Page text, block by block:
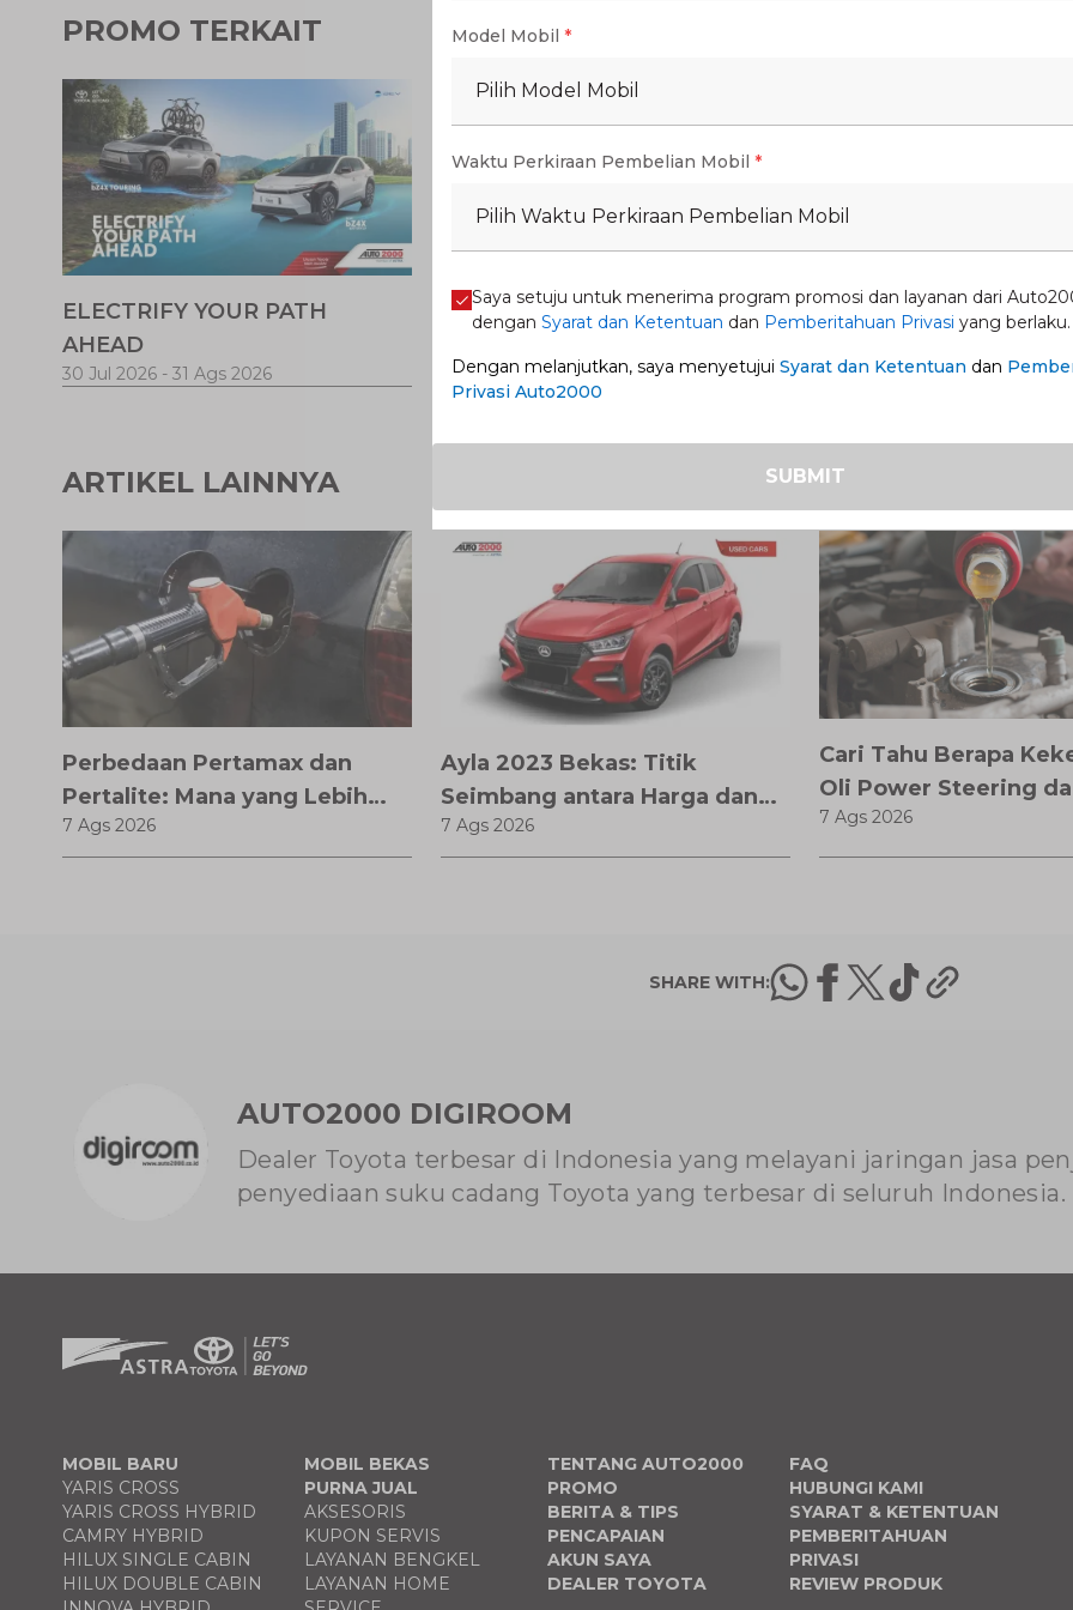
PROMO TERKAIT
ELECTRIFY YOUR PATH
AHEAD
30 Jul 2026 - 31 Ags 2026
Promo Veloz HEV
1 Jul 2026 -31 Ags 2026
Promo New Fortuner -
1 Jul 2026-31 Ags 2026
ARTIKEL LAINNYA
Perbedaan Pertamax dan
Pertalite: Mana yang Lebih
Baik untuk Mobil Toyota
Anda?
7 Ags 2026
Ayla 2023 Bekas: Titik
Seimbang antara Harga dan
Pembaruan Teknologi
7 Ags 2026
Cari Tahu Berapa
Oli Power Steering
Memilihnya
7 Ags 2026
SHARE WITH:
AUTO2000 DIGIROOM
Dealer Toyota terbesar di Indonesia yang melayani jaringan jasa
penyediaan suku cadang Toyota yang terbesar di seluruh Indonesia.
MOBIL BARU
YARIS CROSS
YARIS CROSS HYBRID
CAMRY HYBRID
HILUX SINGLE CABIN
HILUX DOUBLE CABIN
MOBIL BEKAS
PURNA JUAL
AKSESORIS
KUPON SERVIS
LAYANAN BENGKEL
LAYANAN HOME
TENTANG AUTO2000
PROMO
BERITA & TIPS
PENCAPAIAN
AKUN SAYA
DEALER TOYOTA
FAQ
HUBUNGI KAMI
SYARAT & KETENTUAN
PEMBERITAHUAN
PRIVASI
REVIEW PRODUK
Model Mobil *
Pilih Model Mobil
Waktu Perkiraan Pembelian Mobil *
Pilih Waktu Perkiraan Pembelian Mobil
Saya setuju untuk menerima program promosi dan layanan dari
dengan Syarat dan Ketentuan dan Pemberitahuan Privasi yang berlaku.
Dengan melanjutkan, saya menyetujui Syarat dan Ketentuan dan
Privasi Auto2000
SUBMIT